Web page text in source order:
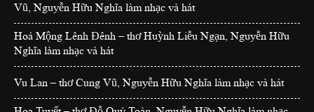
Vũ, Nguyễn Hữu Nghĩa làm nhạc và hát
Hoá Mộng Lênh Đênh – thơ Huỳnh Liễu Ngạn, Nguyễn Hữu
Nghĩa làm nhạc và hát
Vu Lan – thơ Cung Vũ, Nguyễn Hữu Nghĩa làm nhạc và hát